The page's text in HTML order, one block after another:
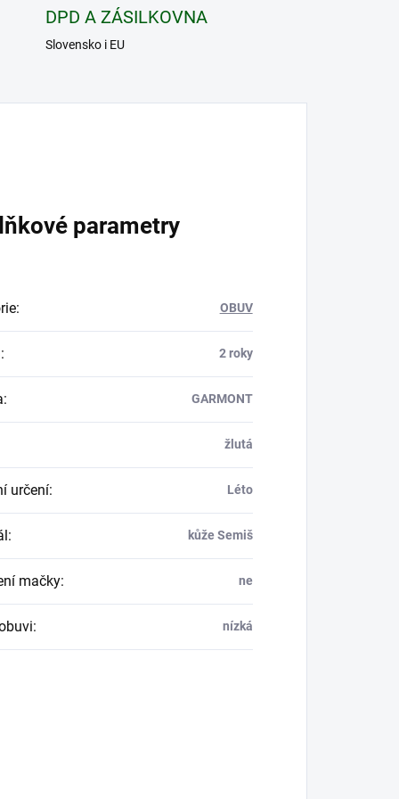
DPD A ZÁSILKOVNA
Slovensko i EU
parametry
: OBUV
: 2 roky
: GARMONT
žlutá
určení: Léto
: kůže Semiš
mačky: ne
: nízká